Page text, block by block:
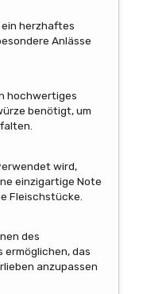
herzhaftes
Anlässe
hochwertiges
benötigt, um
wird,
einzigartige Note
Fleischstücke.
des
ermöglichen, das
anzupassen